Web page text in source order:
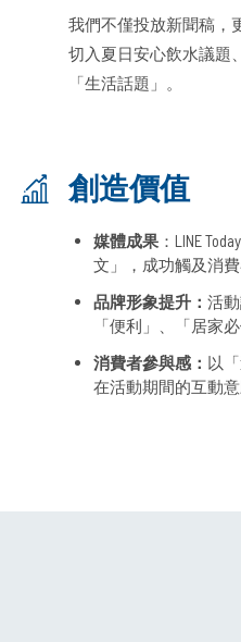
我們不僅投放新聞稿，
切入夏日安心飲水議題
「生活話題」。
創造價值
媒體成果：LINE
文」，成功觸及消
品牌形象提升： 活
「便利」、「居家
消費者參與感： 以
在活動期間的互動意